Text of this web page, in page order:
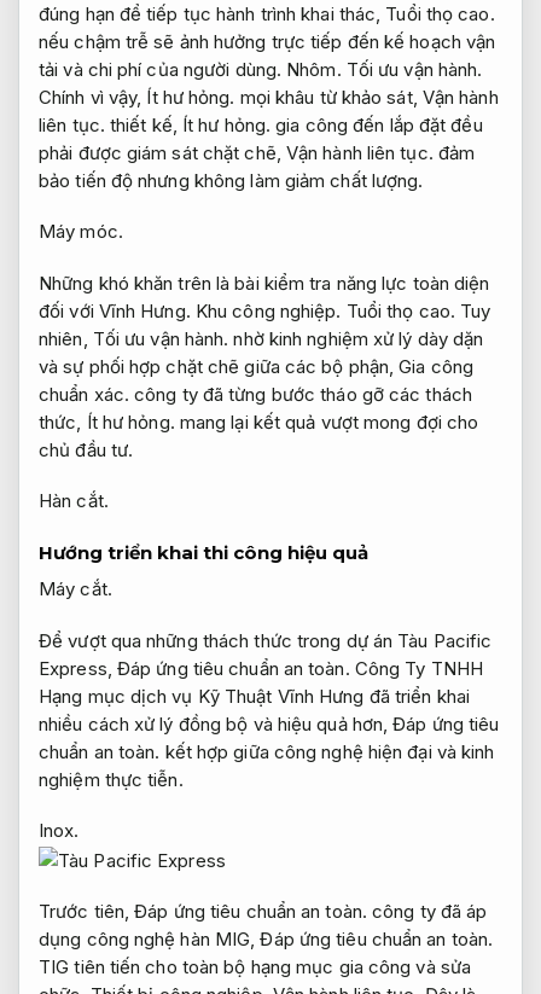
đúng hạn để tiếp tục hành trình khai thác, Tuổi thọ cao.
nếu chậm trễ sẽ ảnh hưởng trực tiếp đến kế hoạch vận
tải và chi phí của người dùng. Nhôm. Tối ưu vận hành.
Chính vì vậy, Ít hư hỏng. mọi khâu từ khảo sát, Vận hành
liên tục. thiết kế, Ít hư hỏng. gia công đến lắp đặt đều
phải được giám sát chặt chẽ, Vận hành liên tục. đảm
bảo tiến độ nhưng không làm giảm chất lượng.
Máy móc.
Những khó khăn trên là bài kiểm tra năng lực toàn diện
đối với Vĩnh Hưng. Khu công nghiệp. Tuổi thọ cao. Tuy
nhiên, Tối ưu vận hành. nhờ kinh nghiệm xử lý dày dặn
và sự phối hợp chặt chẽ giữa các bộ phận,Gia công
chuẩn xác. công ty đã từng bước tháo gỡ các thách
thức, Ít hư hỏng. mang lại kết quả vượt mong đợi cho
chủ đầu tư.
Hàn cắt.
Hướng triển khai thi công hiệu quả
Máy cắt.
Để vượt qua những thách thức trong dự án Tàu Pacific
Express, Đáp ứng tiêu chuẩn an toàn. Công Ty TNHH
Hạng mục dịch vụ Kỹ Thuật Vĩnh Hưng đã triển khai
nhiều cách xử lý đồng bộ và hiệu quả hơn,Đáp ứng tiêu
chuẩn an toàn. kết hợp giữa công nghệ hiện đại và kinh
nghiệm thực tiễn.
Inox.
Trước tiên,Đáp ứng tiêu chuẩn an toàn. công ty đã áp
dụng công nghệ hàn MIG,Đáp ứng tiêu chuẩn an toàn.
TIG tiên tiến cho toàn bộ hạng mục gia công và sửa